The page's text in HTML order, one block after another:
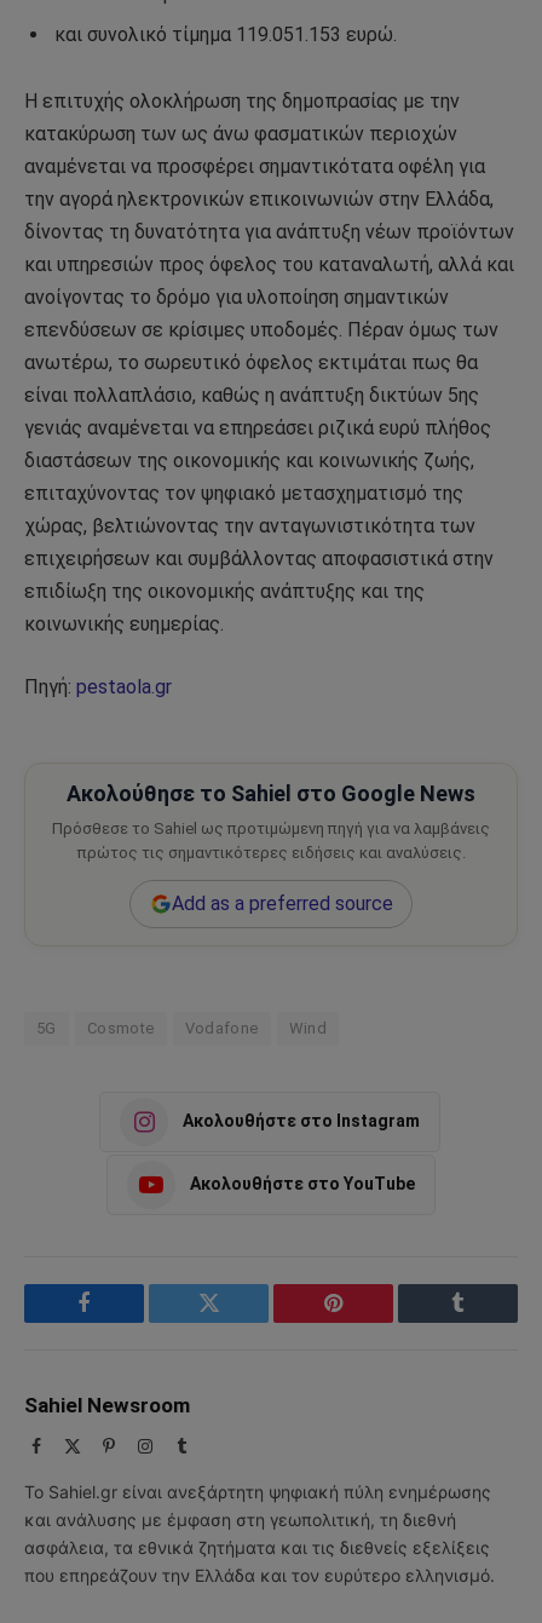
και συνολικό τίμημα 119.051.153 ευρώ.
Η επιτυχής ολοκλήρωση της δημοπρασίας με την
κατακύρωση των ως άνω φασματικών περιοχών
αναμένεται να προσφέρει σημαντικότατα οφέλη για
την αγορά ηλεκτρονικών επικοινωνιών στην Ελλάδα,
δίνοντας τη δυνατότητα για ανάπτυξη νέων προϊόντων
και υπηρεσιών προς όφελος του καταναλωτή, αλλά και
ανοίγοντας το δρόμο για υλοποίηση σημαντικών
επενδύσεων σε κρίσιμες υποδομές. Πέραν όμως των
ανωτέρω, το σωρευτικό όφελος εκτιμάται πως θα
είναι πολλαπλάσιο, καθώς η ανάπτυξη δικτύων 5ης
γενιάς αναμένεται να επηρεάσει ριζικά ευρύ πλήθος
διαστάσεων της οικονομικής και κοινωνικής ζωής,
επιταχύνοντας τον ψηφιακό μετασχηματισμό της
χώρας, βελτιώνοντας την ανταγωνιστικότητα των
επιχειρήσεων και συμβάλλοντας αποφασιστικά στην
επιδίωξη της οικονομικής ανάπτυξης και της
κοινωνικής ευημερίας.
Πηγή: pestaola.gr
Ακολούθησε το Sahiel στο Google News
Πρόσθεσε το Sahiel ως προτιμώμενη πηγή για να λαμβάνεις
πρώτος τις σημαντικότερες ειδήσεις και αναλύσεις.
Add as a preferred source
5G Cosmote Vodafone Wind
Ακολουθήστε στο Instagram
Ακολουθήστε στο YouTube
Facebook Twitter Pinterest Tumblr
Sahiel Newsroom
Facebook PinterestInstagram
Tumblr
Το Sahiel.gr είναι ανεξάρτητη ψηφιακή πύλη ενημέρωσης
και ανάλυσης με έμφαση στη γεωπολιτική, τη διεθνή
ασφάλεια, τα εθνικά ζητήματα και τις διεθνείς εξελίξεις
που επηρεάζουν την Ελλάδα και τον ευρύτερο ελληνισμό.